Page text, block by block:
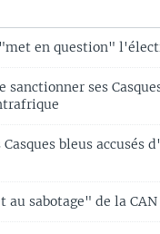
en question"
ses
bleus accusés
sabotage" de la CAN